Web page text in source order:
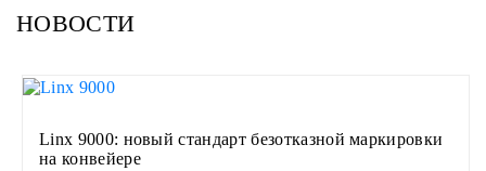
НОВОСТИ
Linx 9000: новый стандарт безотказной маркировки
на конвейере